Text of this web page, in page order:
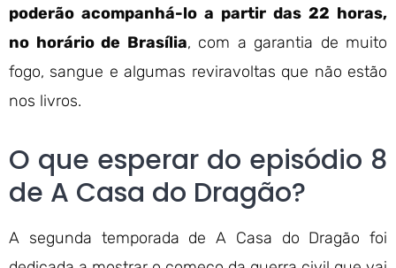
poderão acompanhá-lo a partir das 22 horas,
no horário de Brasília, com a garantia de muito
fogo, sangue e algumas reviravoltas que não estão
nos livros.
O que esperar do episódio 8
de A Casa do Dragão?
A segunda temporada de A Casa do Dragão foi